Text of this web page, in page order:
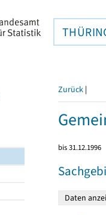
Zurück |
bis 31.12.1996